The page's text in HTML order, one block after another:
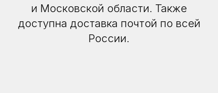
и Московской области. Также
доступна доставка почтой по всей
России.